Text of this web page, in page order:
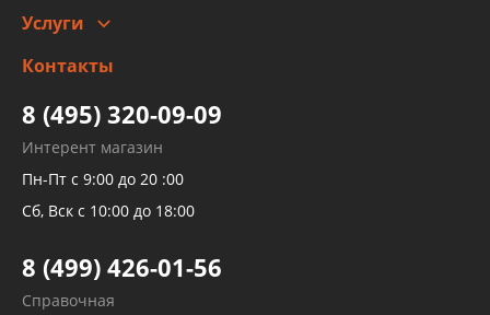
Заправка кондиционера авто
Детейлинг
Услуги
высокого давления
Тормозных трубок
Рукавов гидроусилителей
Рукавов компрессоров и турбин
Трубок кондиционеров
Развертка пайка медных стальных
алюминиевых трубок и штуцеров
Контакты
8 (495) 320-09-09
Интерент магазин
Пн-Пт с 9:00 до 20 :00
Сб, Вск с 10:00 до 18:00
8 (499) 426-01-56
Справочная